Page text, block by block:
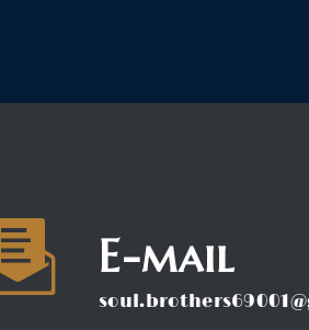
E-mail